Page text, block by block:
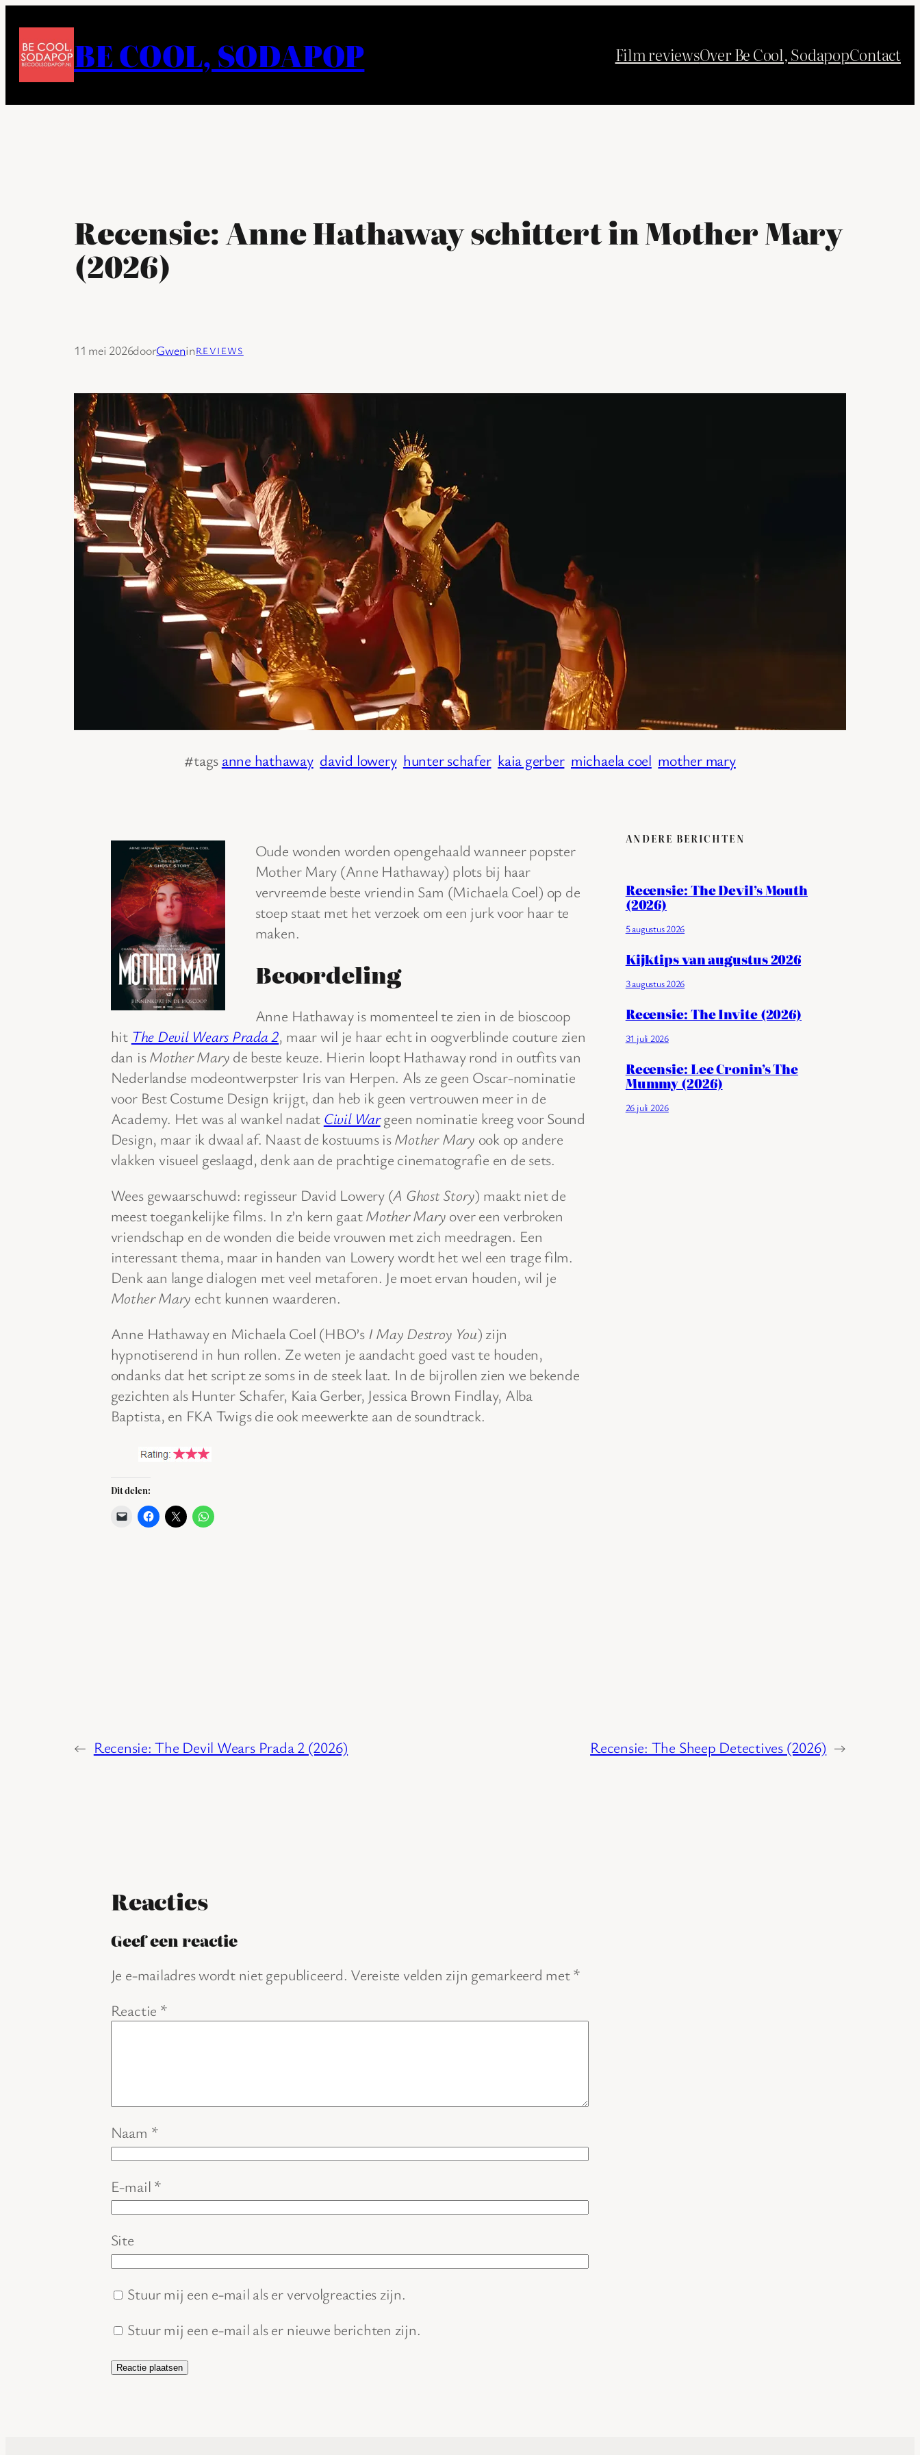
de
BE COOL, SODAPOP Film reviewsOver Be Cool, SodapopContact
Recensie: Anne Hathaway schittert in Mother Mary
(2026)
11 mei 2026doorGweninREVIEWS
#tags anne hathaway david lowery hunter schafer kaia gerber michaela coel mother mary
Oude wonden worden opengehaald wanneer popster
Mother Mary (Anne Hathaway) plots bij haar
vervreemde beste vriendin Sam (Michaela Coel) op de
stoep staat met het verzoek om een jurk voor haar te
maken.
Beoordeling
Anne Hathaway is momenteel te zien in de bioscoop
hit The Devil Wears Prada 2, maar wil je haar echt in oogverblinde couture zien
dan isMother Mary de beste keuze. Hierin loopt Hathaway rond in outfits van
Nederlandse modeontwerpster Iris van Herpen. Als ze geen Oscar-nominatie
voor Best Costume Design krijgt, dan heb ik geen vertrouwen meer in de
Academy. Het was al wankel nadat Civil Wargeen nominatie kreeg voor Sound
Design, maar ik dwaal af. Naast de kostuums isMother Mary ook op andere
vlakken visueel geslaagd, denk aan de prachtige cinematografie en de sets.
Wees gewaarschuwd: regisseur David Lowery (A Ghost Story) maakt niet de
meest toegankelijke films. In z’n kern gaatMother Mary over een verbroken
vriendschap en de wonden die beide vrouwen met zich meedragen. Een
interessant thema, maar in handen van Lowery wordt het wel een trage film.
Denk aan lange dialogen met veel metaforen. Je moet ervan houden, wil je
Mother Mary echt kunnen waarderen.
Anne Hathaway en Michaela Coel (HBO’s I May Destroy You) zijn
hypnotiserend in hun rollen. Ze weten je aandacht goed vast te houden,
ondanks dat het script ze soms in de steek laat. In de bijrollen zien we bekende
gezichten als Hunter Schafer, Kaia Gerber, Jessica Brown Findlay, Alba
Baptista, en FKA Twigs die ook meewerkte aan de soundtrack.
Dit delen:
ANDERE BERICHTEN
Recensie: The Devil’s Mouth
(2026)
5 augustus 2026
Kijktips van augustus 2026
3 augustus 2026
Recensie: The Invite (2026)
31 juli 2026
Recensie: Lee Cronin’s The
Mummy (2026)
26 juli 2026
← Recensie: The Devil Wears Prada 2 (2026) Recensie: The Sheep Detectives (2026) →
Reacties
Geef een reactie
Je e-mailadres wordt niet gepubliceerd. Vereiste velden zijn gemarkeerd met*
Reactie *
Naam *
E-mail *
Site
Stuur mij een e-mail als er vervolgreacties zijn.
Stuur mij een e-mail als er nieuwe berichten zijn.